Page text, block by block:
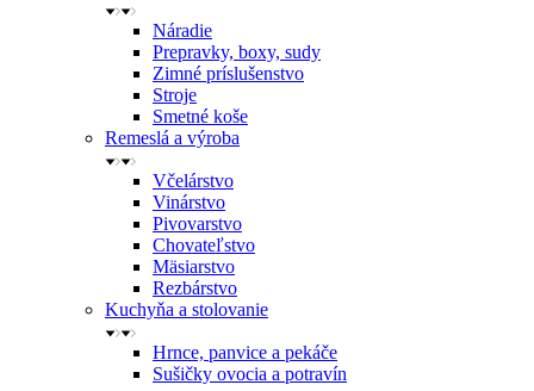
Náradie
Prepravky, boxy, sudy
Zimné príslušenstvo
Stroje
Smetné koše
Remeslá a výroba
Včelárstvo
Vinárstvo
Pivovarstvo
Chovateľstvo
Mäsiarstvo
Rezbárstvo
Kuchyňa a stolovanie
Hrnce, panvice a pekáče
Sušičky ovocia a potravín